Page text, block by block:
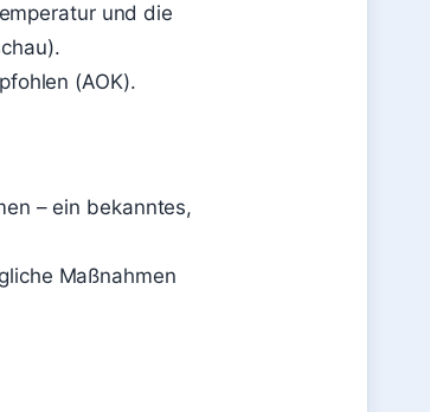
und die
(AOK).
– ein bekanntes,
Maßnahmen